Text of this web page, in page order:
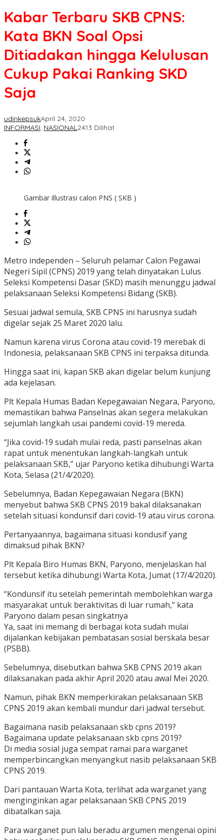
Kabar Terbaru SKB CPNS:
Kata BKN Soal Opsi
Ditiadakan hingga Kelulusan
Cukup Pakai Ranking SKD
Saja
udinkepsukApril 24, 2020
INFORMASI, NASIONAL2413 Dilihat
Gambar illustrasi calon PNS ( SKB )
Metro independen – Seluruh pelamar Calon Pegawai
Negeri Sipil (CPNS) 2019 yang telah dinyatakan Lulus
Seleksi Kompetensi Dasar (SKD) masih menunggu jadwal
pelaksanaan Seleksi Kompetensi Bidang (SKB).
Sesuai jadwal semula, SKB CPNS ini harusnya sudah
digelar sejak 25 Maret 2020 lalu.
Namun karena virus Corona atau covid-19 merebak di
Indonesia, pelaksanaan SKB CPNS ini terpaksa ditunda.
Hingga saat ini, kapan SKB akan digelar belum kunjung
ada kejelasan.
Plt Kepala Humas Badan Kepegawaian Negara, Paryono,
memastikan bahwa Panselnas akan segera melakukan
sejumlah langkah usai pandemi covid-19 mereda.
“Jika covid-19 sudah mulai reda, pasti panselnas akan
rapat untuk menentukan langkah-langkah untuk
pelaksanaan SKB,” ujar Paryono ketika dihubungi Warta
Kota, Selasa (21/4/2020).
Sebelumnya, Badan Kepegawaian Negara (BKN)
menyebut bahwa SKB CPNS 2019 bakal dilaksanakan
setelah situasi kondunsif dari covid-19 atau virus corona.
Pertanyaannya, bagaimana situasi kondusif yang
dimaksud pihak BKN?
Plt Kepala Biro Humas BKN, Paryono, menjelaskan hal
tersebut ketika dihubungi Warta Kota, Jumat (17/4/2020).
“Kondunsif itu setelah pemerintah membolehkan warga
masyarakat untuk beraktivitas di luar rumah,” kata
Paryono dalam pesan singkatnya
Ya, saat ini memang di berbagai kota sudah mulai
dijalankan kebijakan pembatasan sosial berskala besar
(PSBB).
Sebelumnya, disebutkan bahwa SKB CPNS 2019 akan
dilaksanakan pada akhir April 2020 atau awal Mei 2020.
Namun, pihak BKN memperkirakan pelaksanaan SKB
CPNS 2019 akan kembali mundur dari jadwal tersebut.
Bagaimana nasib pelaksanaan skb cpns 2019?
Bagaimana update pelaksanaan skb cpns 2019?
Di media sosial juga sempat ramai para warganet
memperbincangkan menyangkut nasib pelaksanaan SKB
CPNS 2019.
Dari pantauan Warta Kota, terlihat ada warganet yang
menginginkan agar pelaksanaan SKB CPNS 2019
dibatalkan saja.
Para warganet pun lalu beradu argumen mengenai opini